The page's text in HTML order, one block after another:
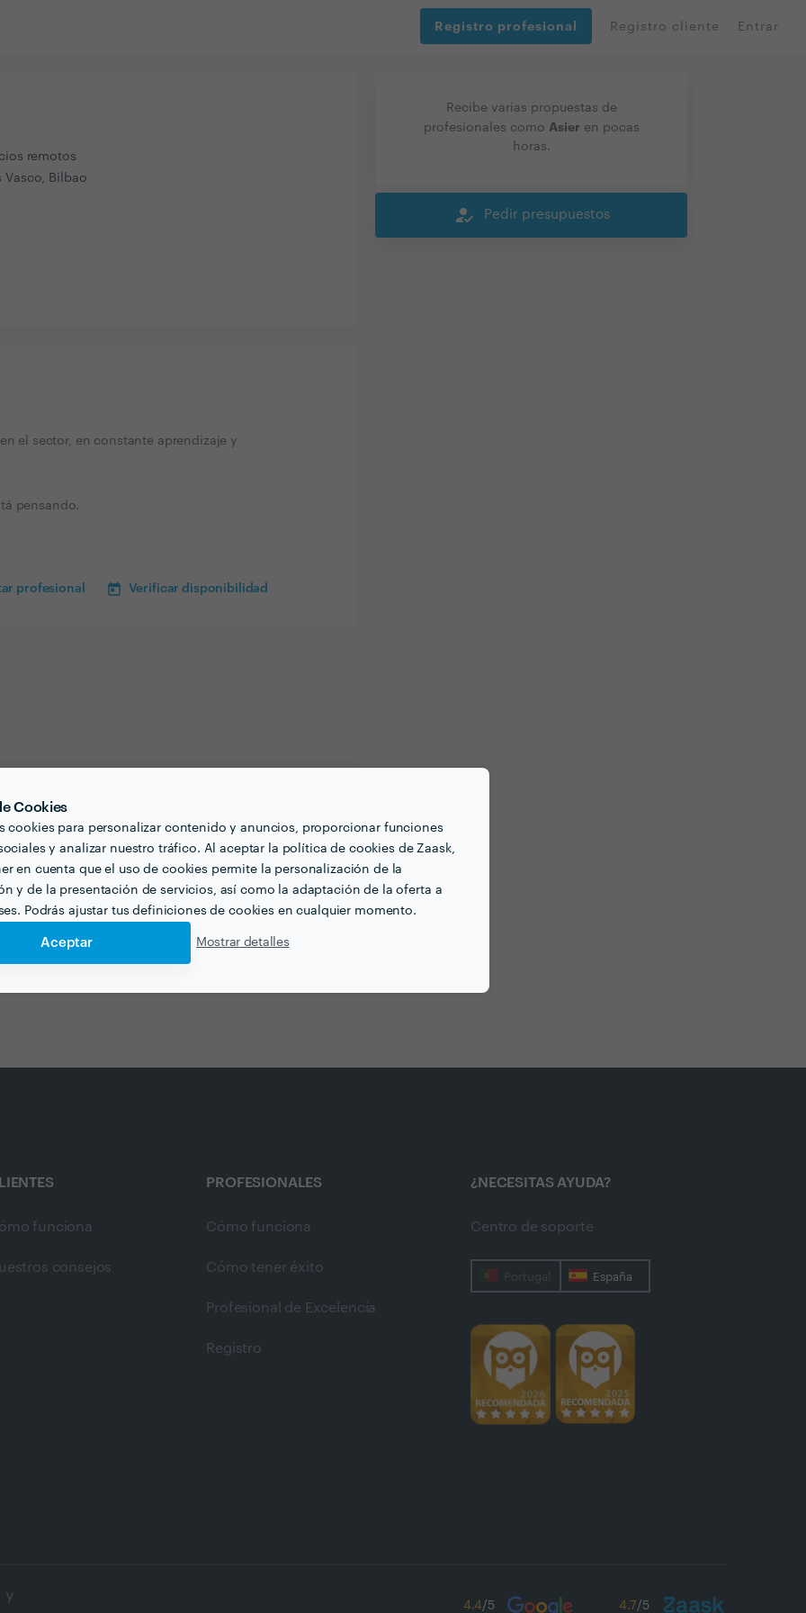
Cookies
cookies para personalizar contenido y anuncios, proporcionar funciones
y analizar nuestro tráfico. Al aceptar la política de cookies de Zaask,
en cuenta que el uso de cookies permite la personalización de la
y de la presentación de servicios, así como la adaptación de la oferta a
Podrás ajustar tus definiciones de cookies en cualquier momento.
Aceptar Mostrar detalles
Registro profesional Registro cliente Entrar
remotos
Vasco, Bilbao
el sector, en constante aprendizaje y
pensando.
profesional Verificar disponibilidad
Recibe varias propuestas de
profesionales como Asier en pocas
horas.
how_to_reg Pedir presupuestos
funciona
consejos
PROFESIONALES
Cómo funciona
Cómo tener éxito
Profesional de Excelencia
Registro
¿NECESITAS AYUDA?
Centro de soporte
Portugal España
y
4.4/5 4.7/5